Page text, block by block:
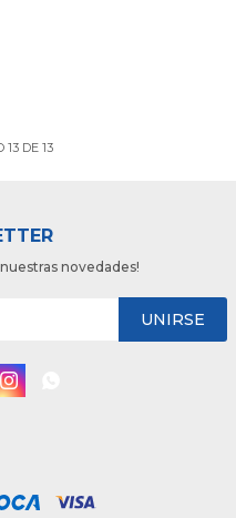
13DE 13
novedades!
UNIRSE
